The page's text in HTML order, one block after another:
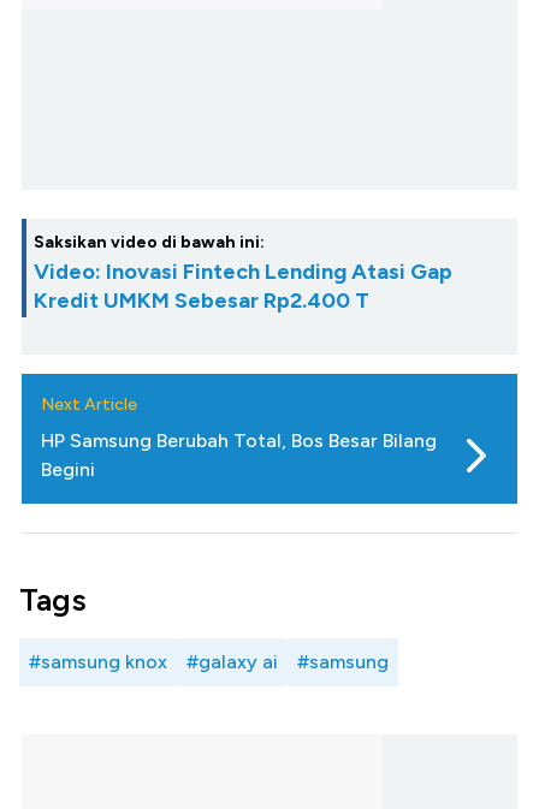
Saksikan video di bawah ini:
Video: Inovasi Fintech Lending Atasi Gap
Kredit UMKM Sebesar Rp2.400 T
Next Article
HP Samsung Berubah Total, Bos Besar Bilang
Begini
Tags
#samsung knox #galaxy ai #samsung